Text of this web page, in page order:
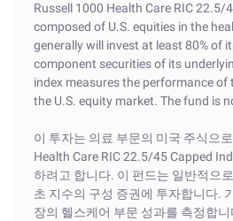
Russell 1000 Health Care RIC 22.5/
composed of U.S. equities in the
generally will invest at least 80% of
component securities of its
index measures the performance
the U.S. equity market. The fund is
이 투자는 의료 부문의 미국 주식으
Health Care RIC 22.5/45 Capped
하려고 합니다. 이 펀드는 일반적으
초 지수의 구성 증권에 투자합니다.
장의 헬스케어 부문 성과를 측정합